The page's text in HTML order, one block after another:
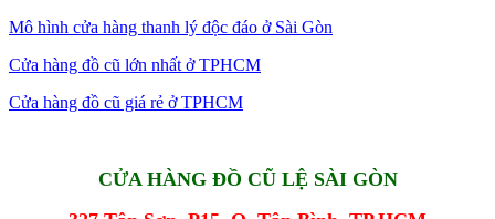
Mô hình cửa hàng thanh lý độc đáo ở Sài Gòn
Cửa hàng đồ cũ lớn nhất ở TPHCM
Cửa hàng đồ cũ giá rẻ ở TPHCM
CỬA HÀNG ĐỒ CŨ LỆ SÀI GÒN